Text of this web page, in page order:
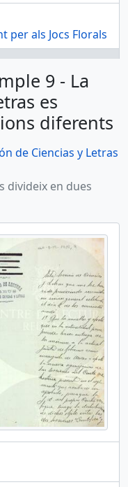
per als Jocs Florals
dues seccions diferents
9 - La
es
diferents
de Ciencias y Letras
divideix en dues